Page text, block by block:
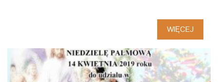
WIĘCEJ